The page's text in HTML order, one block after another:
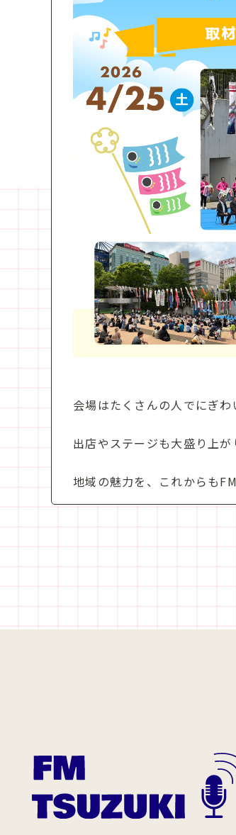
会場はたくさんの人でにぎ
出店やステージも大盛り上
地域の魅力を、これからも